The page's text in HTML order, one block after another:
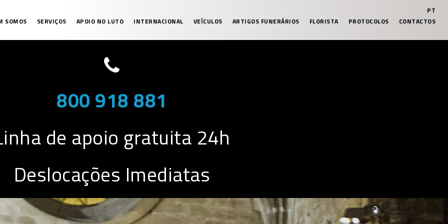
SOMOS SERVIÇOS APOIO NO LUTO INTERNACIONAL VEÍCULOS ARTIGOS FUNERÁRIOS FLORISTA PROTOCOLOS CONTACTOS
PT
800 918 881
de apoio gratuita 24h
Deslocações Imediatas